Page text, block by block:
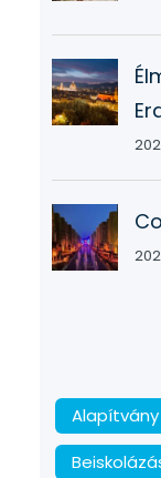
Alapítvány